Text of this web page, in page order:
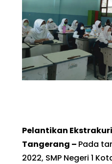
Pelantikan
Tangerang – Pada
2022, SMP Negeri 1